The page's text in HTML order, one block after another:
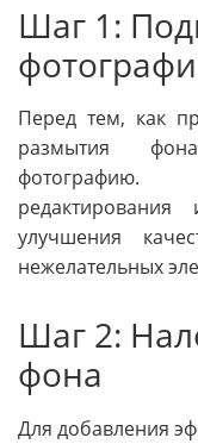
Шаг 1:
Перед тем, как
размытия
фотографию.
улучшения
нежелательных
Шаг 2:
фона
Для добавления